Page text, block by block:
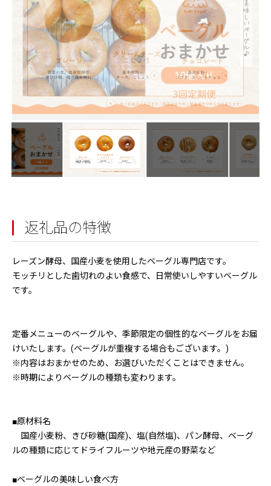
返礼品の特徴
レーズン酵母、国産小麦を使用したベーグル専門店です。
モッチリとした歯切れのよい食感で、日常使いしやすいベーグル
です。
定番メニューのベーグルや、季節限定の個性的なベーグルをお届
けいたします。(ベーグルが重複する場合もございます。)
※内容はおまかせのため、お選びいただくことはできません。
※時期によりベーグルの種類も変わります。
■原材料名
国産小麦粉、きび砂糖(国産)、塩(自然塩)、パン酵母、ベーグ
ルの種類に応じてドライフルーツや地元産の野菜など
■ベーグルの美味しい食べ方